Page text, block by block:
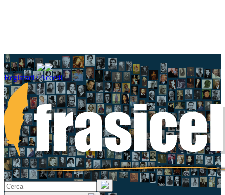
Seguici su
Registrati / Accedi